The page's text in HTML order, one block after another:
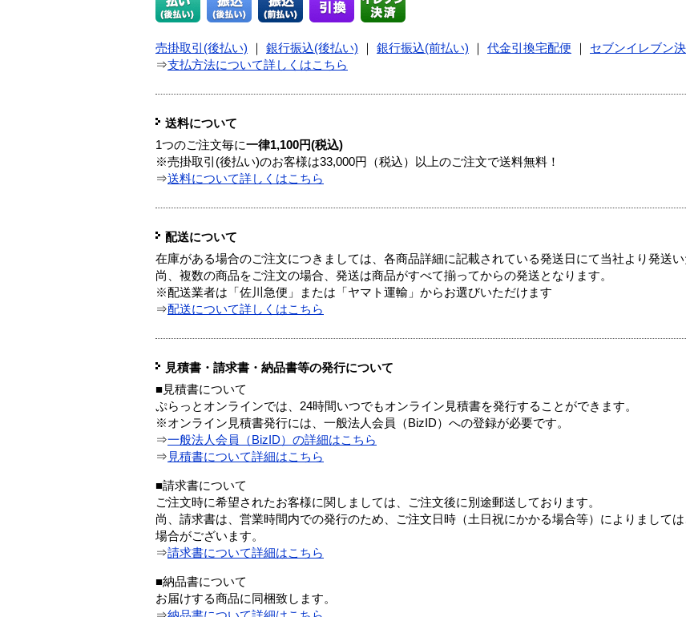
売掛取引(後払い) ｜ 銀行振込(後払い) ｜ 銀行振込(前払い) ｜ 代金引換宅配便 ｜ セブンイレブン
⇒支払方法について詳しくはこちら
送料について
1つのご注文毎に一律1,100円(税込)
※売掛取引(後払い)のお客様は33,000円（税込）以上のご注文で送料無料！
⇒送料について詳しくはこちら
配送について
在庫がある場合のご注文につきましては、各商品詳細に記載されている発送日にて当社より発送い
尚、複数の商品をご注文の場合、発送は商品がすべて揃ってからの発送となります。
※配送業者は「佐川急便」または「ヤマト運輸」からお選びいただけます
⇒配送について詳しくはこちら
見積書・請求書・納品書等の発行について
■見積書について
ぷらっとオンラインでは、24時間いつでもオンライン見積書を発行することができます。
※オンライン見積書発行には、一般法人会員（BizID）への登録が必要です。
⇒一般法人会員（BizID）の詳細はこちら
⇒ 見積書について詳細はこちら
■請求書について
ご注文時に希望されたお客様に関しましては、ご注文後に別途郵送しております。
尚、請求書は、営業時間内での発行のため、ご注文日時（土日祝にかかる場合等）によりまして
場合がございます。
⇒請求書について詳細はこちら
■納品書について
お届けする商品に同梱致します。